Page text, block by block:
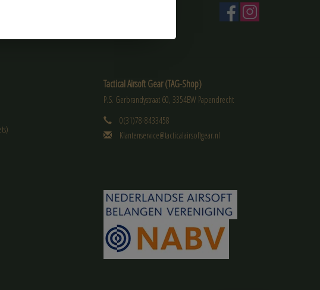
Tactical Airsoft Gear (TAG-Shop)
P.S. Gerbrandystraat 60, 3354BW Papendrecht
0(31)78-8433458
Klantenservice@tacticalairsoftgear.nl